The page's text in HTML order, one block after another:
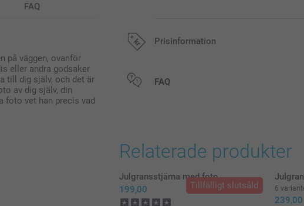
FAQ
på väggen, ovanför
eller andra godsaker
till dig själv, och det är
av dig själv, din
foto vet han precis vad
Prisinformation
Alla priser är i svenska kronor (SEK),
FAQ
Relaterade produkter
Tillfälligt slutsåld
Julgransstjärna med foto
199,00
6
239,00